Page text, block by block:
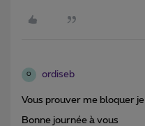
O ordiseb
Vous prouver me bloquer
Bonne journée à vous